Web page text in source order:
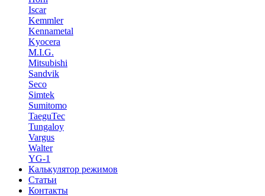
Iscar
Kemmler
Kennametal
Kyocera
M.I.G.
Mitsubishi
Sandvik
Seco
Simtek
Sumitomo
TaeguTec
Tungaloy
Vargus
Walter
YG-1
Калькулятор режимов
Статьи
Контакты